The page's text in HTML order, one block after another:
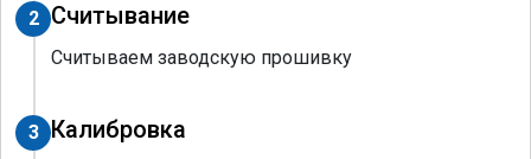
2 Считывание
Считываем заводскую прошивку
3 Калибровка